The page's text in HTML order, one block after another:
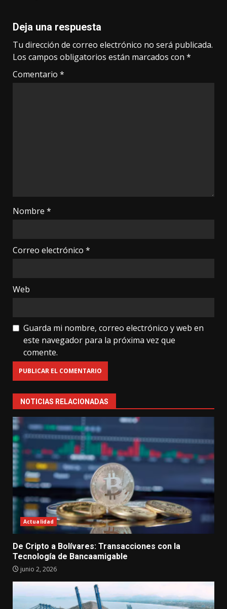
Deja una respuesta
Tu dirección de correo electrónico no será publicada.
Los campos obligatorios están marcados con *
Comentario *
Nombre *
Correo electrónico *
Web
Guarda mi nombre, correo electrónico y web en
este navegador para la próxima vez que
comente.
NOTICIAS RELACIONADAS
Actualidad
De Cripto a Bolívares: Transacciones con la
Tecnología de Bancaamigable
junio 2, 2026